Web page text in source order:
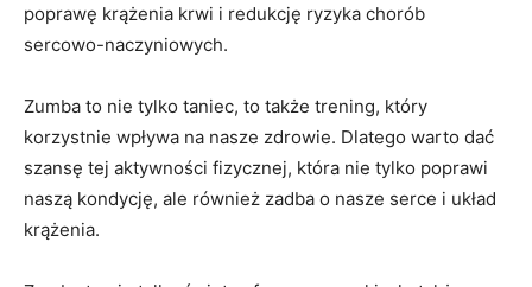
poprawę krążenia krwi i redukcję ryzyka chorób
sercowo-naczyniowych.
Zumba to nie tylko taniec, to także trening, który
korzystnie wpływa na nasze zdrowie. Dlatego warto dać
szansę tej aktywności fizycznej, która nie tylko poprawi
naszą kondycję, ale również zadba o nasze serce i układ
krążenia.